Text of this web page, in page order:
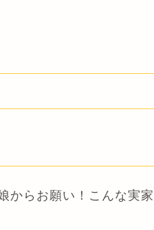
からお願い！こんな実